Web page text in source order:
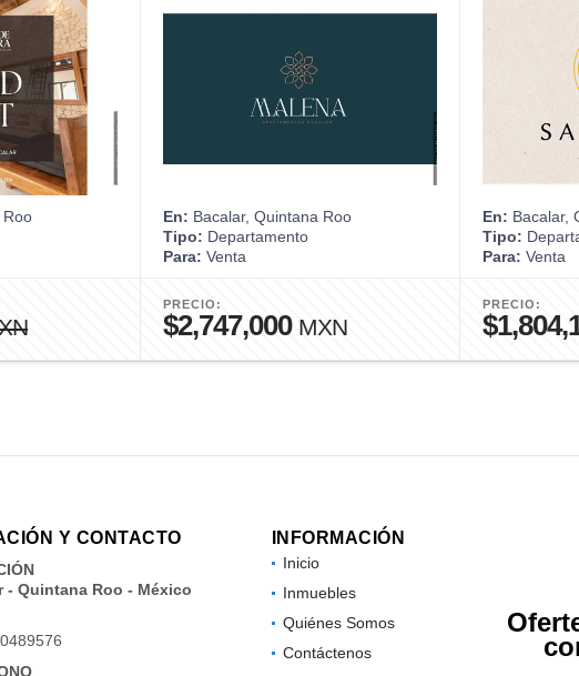
Roo
En: Bacalar, Quintana Roo
Tipo: Departamento
Para: Venta
PRECIO:
$2,747,000 MXN
En: Bacalar,
Tipo:
Para: Venta
PRECIO:
Y CONTACTO
- Quintana Roo - México
INFORMACIÓN
Inicio
Inmuebles
Quiénes Somos
Contáctenos